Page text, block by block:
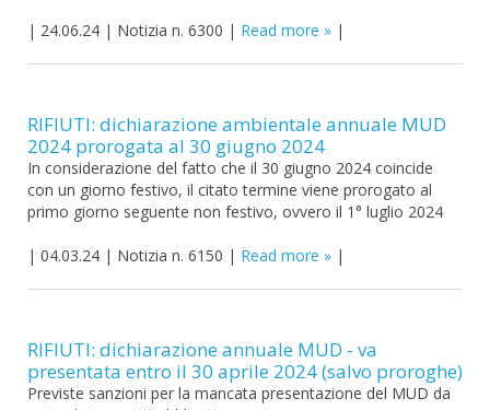
| 24.06.24 | Notizia n. 6300 | Read more |
RIFIUTI: dichiarazione ambientale annuale MUD
2024 prorogata al 30 giugno 2024
In considerazione del fatto che il 30 giugno 2024 coincide
con un giorno festivo, il citato termine viene prorogato al
primo giorno seguente non festivo, ovvero il 1° luglio 2024
| 04.03.24 | Notizia n. 6150 | Read more |
RIFIUTI: dichiarazione annuale MUD - va
presentata entro il 30 aprile 2024 (salvo proroghe)
Previste sanzioni per la mancata presentazione del MUD da